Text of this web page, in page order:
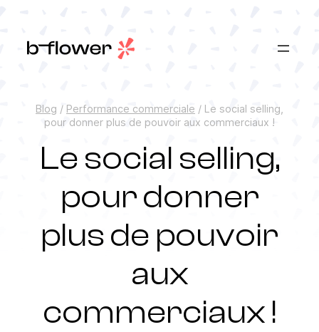
contenu
Blog / Performance commerciale / Le social selling,
pour donner plus de pouvoir aux commerciaux !
Le social selling,
pour donner
plus de pouvoir
aux
commerciaux !